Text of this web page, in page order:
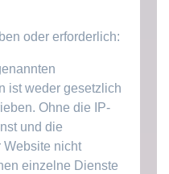
oder erforderlich:
ist weder gesetzlich
Ohne die IP-
und die
Website nicht
einzelne Dienste